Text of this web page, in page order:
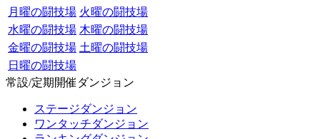
月曜の闘技場 火曜の闘技場
水曜の闘技場 木曜の闘技場
金曜の闘技場 土曜の闘技場
日曜の闘技場
常設/定期開催ダンジョン
ステージダンジョン
ワンタッチダンジョン